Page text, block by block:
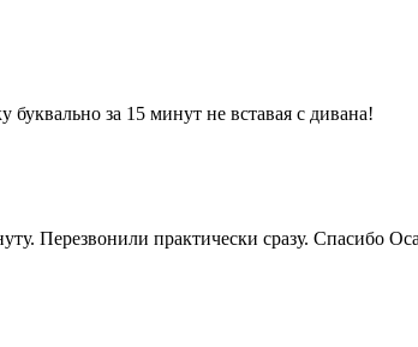
за 15 минут не вставая с дивана!
Перезвонили практически сразу. Спасибо